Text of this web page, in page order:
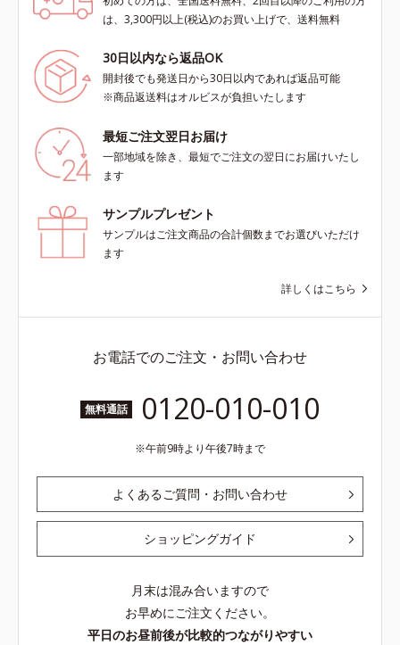
は、3,300円以上(税込)のお買い上げで、送料無料
30日以内なら返品OK
開封後でも発送日から30日以内であれば返品可能
※商品返送料はオルビスが負担いたします
最短ご注文翌日お届け
一部地域を除き、最短でご注文の翌日にお届けいたし
ます
サンプルプレゼント
サンプルはご注文商品の合計個数までお選びいただけ
ます
詳しくはこちら
お電話でのご注文・お問い合わせ
無料通話 0120-010-010
午前9時より午後7時まで
よくあるご質問・お問い合わせ
ショッピングガイド
月末は混み合いますので
お早めにご注文ください。
平日のお昼前後が比較的つながりやすい